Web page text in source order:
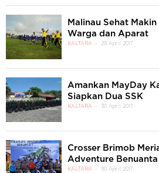
Malinau Sehat
Warga dan Aparat
KALTARA 29 April 2017
Amankan MayDay
Siapkan Dua SSK
KALTARA 30 April 2017
Crosser Brimob
Adventure Benuanta I
KALTARA 30 April 2017